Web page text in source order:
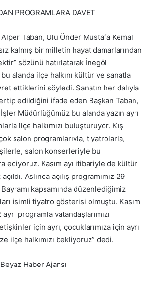
PROGRAMLARA DAVET
Taban, Ulu Önder Mustafa Kemal
kalmış bir milletin hayat damarlarından
sözünü hatırlatarak İnegöl
alanda ilçe halkını kültür ve sanatla
ettiklerini söyledi. Sanatın her dalıyla
edildiğini ifade eden Başkan Taban,
Müdürlüğümüz bu alanda yazın ayrı
ilçe halkımızı buluşturuyor. Kış
salon programlarıyla, tiyatrolarla,
salon konserleriyle bu
ediyoruz. Kasım ayı itibariyle de kültür
Aslında açılış programımız 29
kapsamında düzenlediğimiz
isimli tiyatro gösterisi olmuştu. Kasım
programla vatandaşlarımızı
için ayrı, çocuklarımıza için ayrı
ilçe halkımızı bekliyoruz” dedi.
Haber Ajansı